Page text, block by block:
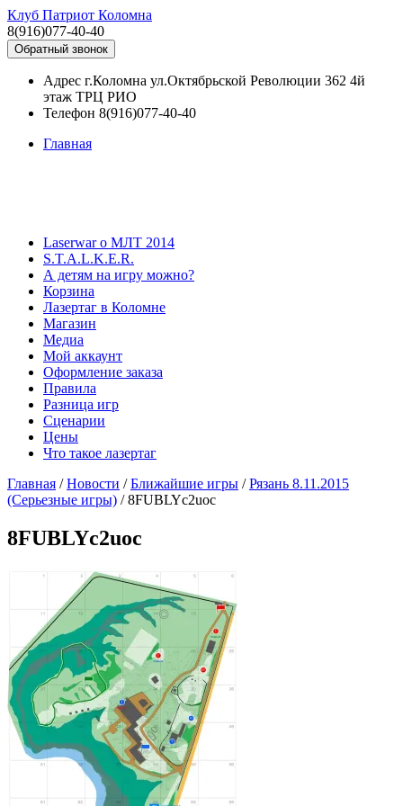
Клуб Патриот Коломна
8(916)077-40-40
Обратный звонок
Адрес г.Коломна ул.Октябрьской Революции 362 4й
этаж ТРЦ РИО
Телефон 8(916)077-40-40
Главная
Laserwar о МЛТ 2014
S.T.A.L.K.E.R.
А детям на игру можно?
Корзина
Лазертаг в Коломне
Магазин
Медиа
Мой аккаунт
Оформление заказа
Правила
Разница игр
Сценарии
Цены
Что такое лазертаг
Главная /Новости /Ближайшие игры /Рязань 8.11.2015
(Серьезные игры) /8FUBLYc2uoc
8FUBLYc2uoc